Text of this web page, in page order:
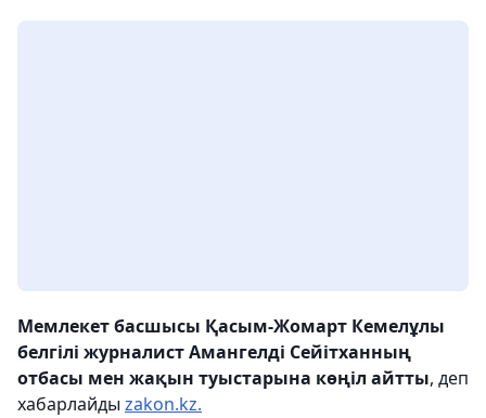
Мемлекет басшысы Қасым-Жомарт Кемелұлы
белгілі журналист Амангелді Сейітханның
отбасы мен жақын туыстарына көңіл айтты, деп
хабарлайды zakon.kz.